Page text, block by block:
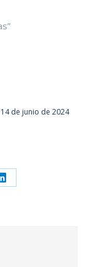
14 de junio de 2024
Share